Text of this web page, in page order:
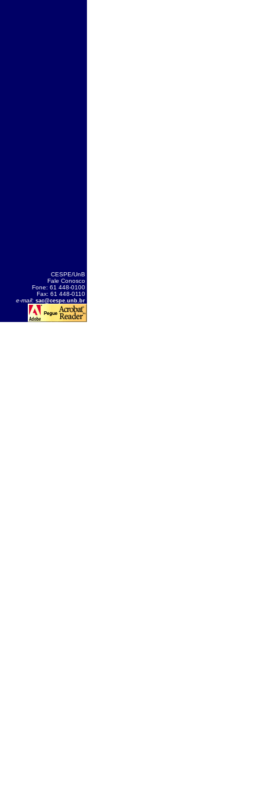
CESPE/UnB
Fale Conosco
Fone: 61 448-0100
Fax: 61 448-0110
e-mail: sac@cespe.unb.br